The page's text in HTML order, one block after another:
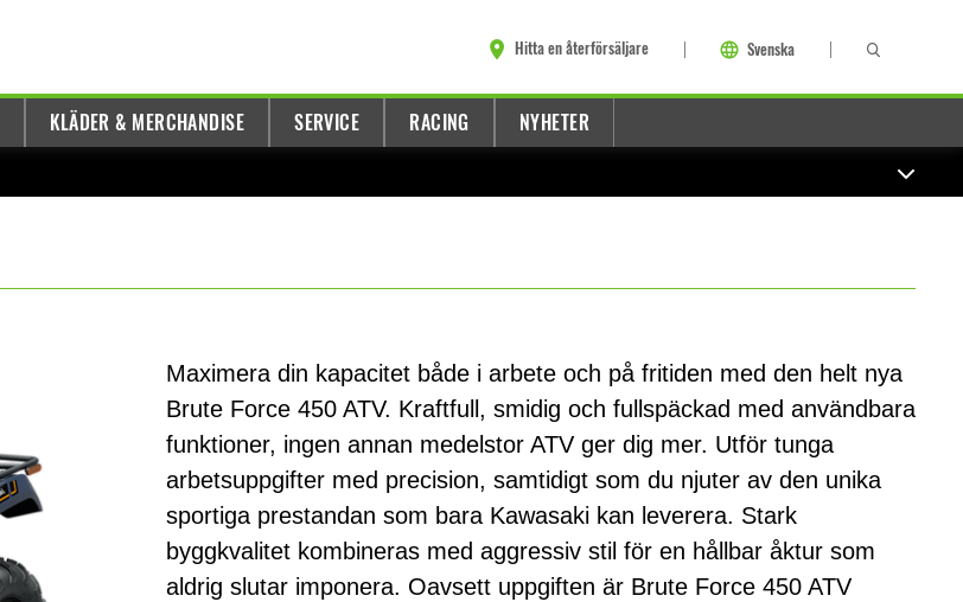
Hitta en återförsäljare Svenska
KLÄDER & MERCHANDISE SERVICE RACING NYHETER
Maximera din kapacitet både i arbete och på fritiden med den helt nya
Brute Force 450 ATV. Kraftfull, smidig och fullspäckad med användbara
funktioner, ingen annan medelstor ATV ger dig mer. Utför tunga
arbetsuppgifter med precision, samtidigt som du njuter av den unika
sportiga prestandan som bara Kawasaki kan leverera. Stark
byggkvalitet kombineras med aggressiv stil för en hållbar åktur som
aldrig slutar imponera. Oavsett uppgiften är Brute Force 450 ATV